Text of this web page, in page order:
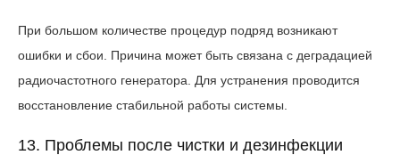
При большом количестве процедур подряд возникают
ошибки и сбои. Причина может быть связана с деградацией
радиочастотного генератора. Для устранения проводится
восстановление стабильной работы системы.
13. Проблемы после чистки и дезинфекции